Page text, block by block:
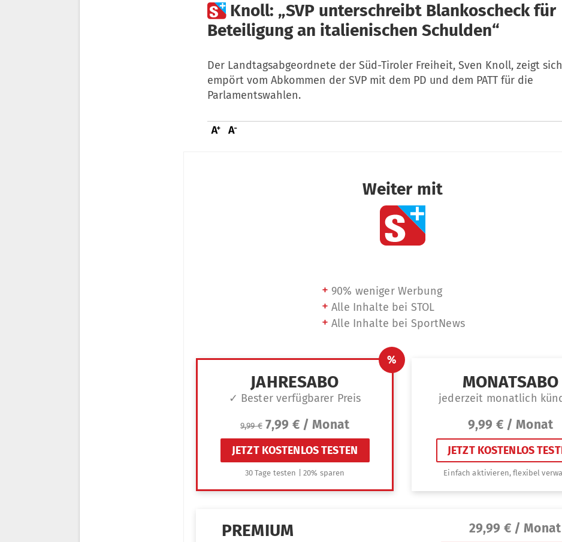
 Knoll: „SVP unterschreibt Blankoscheck für
Beteiligung an italienischen Schulden“
Der Landtagsabgeordnete der Süd-Tiroler Freiheit, Sven Knoll, zeigt sich
empört vom Abkommen der SVP mit dem PD und dem PATT für die
Parlamentswahlen.